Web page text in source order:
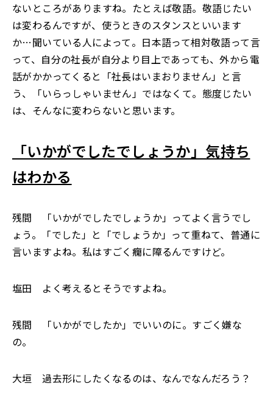
ないところがありますね。たとえば敬語。敬語じたい
は変わるんですが、使うときのスタンスといいます
か…聞いている人によって。日本語って相対敬語って言
って、自分の社長が自分より目上であっても、外から電
話がかかってくると「社長はいまおりません」と言
う、「いらっしゃいません」ではなくて。態度じたい
は、そんなに変わらないと思います。
「いかがでしたでしょうか」気持ち
はわかる
残間 「いかがでしたでしょうか」ってよく言うでし
ょう。「でした」と「でしょうか」って重ねて、普通に
言いますよね。私はすごく癇に障るんですけど。
塩田 よく考えるとそうですよね。
残間 「いかがでしたか」でいいのに。すごく嫌な
の。
大垣 過去形にしたくなるのは、なんでなんだろう？